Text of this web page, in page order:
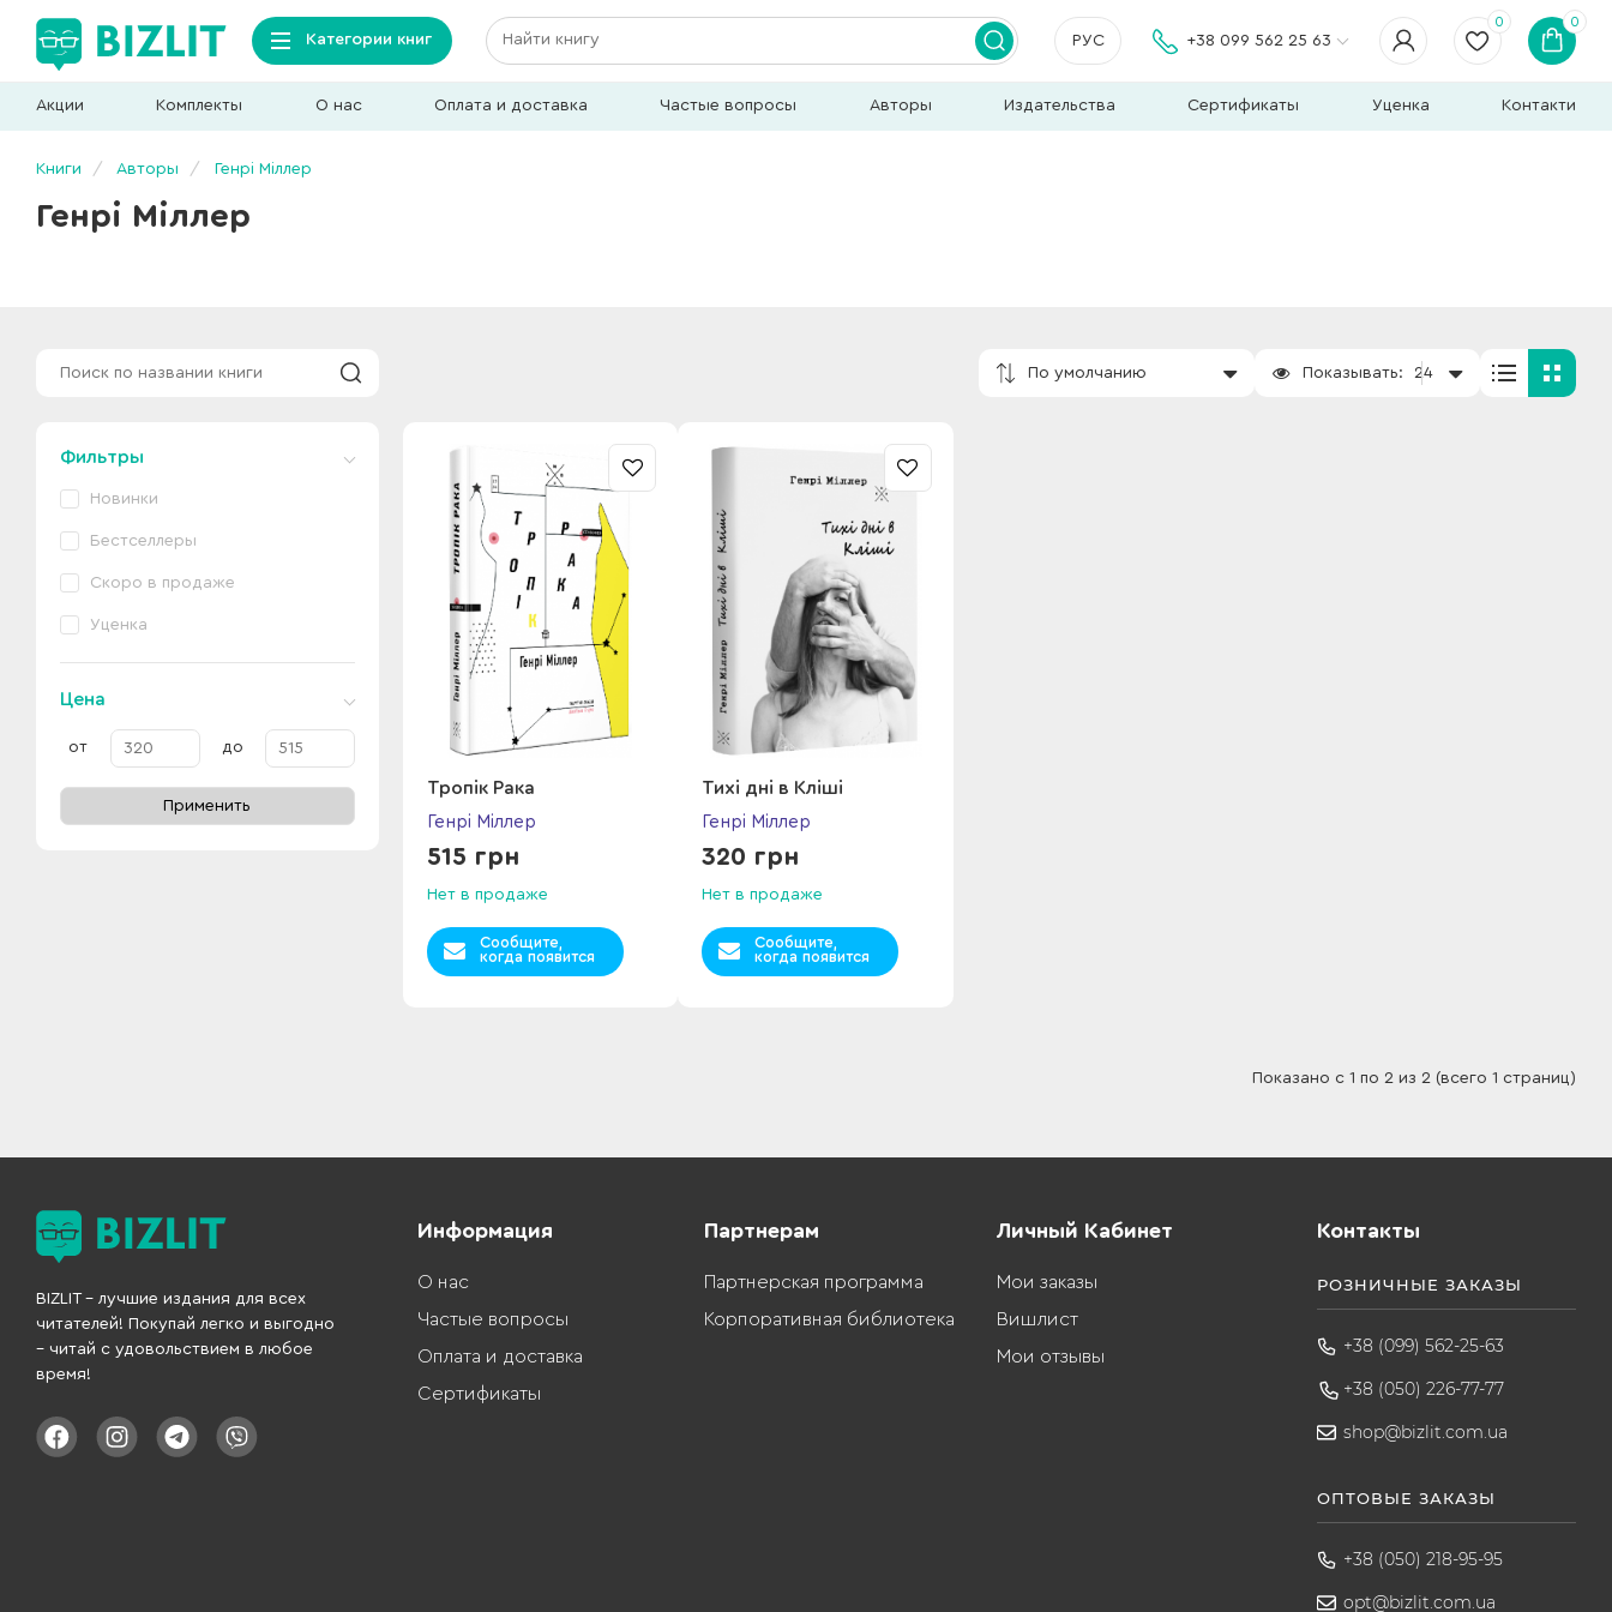
Категории книг РУС +38 099 562 25 63
0 0
Акции Комплекты О нас Оплата и доставка Частые вопросы Авторы Издательства Сертификаты Уценка Контакти
Книги Авторы Генрі Міллер
Генрі Міллер
По умолчанию Показывать: 24
Фильтры
Новинки
Бестселлеры
Скоро в продаже
Уценка
Цена
от до
Применить
Тропік Рака
Генрі Міллер
515 грн
Нет в продаже
Сообщите,
когда появится
Тихі дні в Кліші
Генрі Міллер
320 грн
Нет в продаже
Сообщите,
когда появится
Показано с 1 по 2 из 2 (всего 1 страниц)
BIZLIT – лучшие издания для всех
читателей! Покупай легко и выгодно
– читай с удовольствием в любое
время!
Информация
О нас
Частые вопросы
Оплата и доставка
Сертификаты
Партнерам
Партнерская программа
Корпоративная библиотека
Личный Кабинет
Мои заказы
Вишлист
Мои отзывы
Контакты
РОЗНИЧНЫЕ ЗАКАЗЫ
+38 (099) 562-25-63
+38 (050) 226-77-77
shop@bizlit.com.ua
ОПТОВЫЕ ЗАКАЗЫ
+38 (050) 218-95-95
opt@bizlit.com.ua